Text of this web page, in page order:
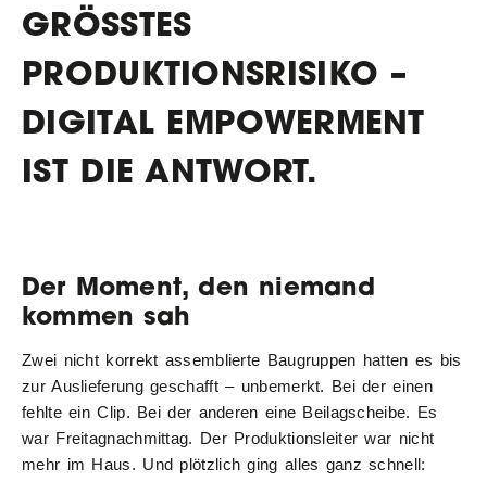
GRÖSSTES P
RODUKTIONSRISIKO – D
IGITAL EMPOWERMENT I
ST DIE ANTWORT.
Der Moment, den niemand
kommen sah
Zwei nicht korrekt assemblierte Baugruppen hatten es bis
zur Auslieferung geschafft – unbemerkt. Bei der einen
fehlte ein Clip. Bei der anderen eine Beilagscheibe. Es
war Freitagnachmittag. Der Produktionsleiter war nicht
mehr im Haus. Und plötzlich ging alles ganz schnell: